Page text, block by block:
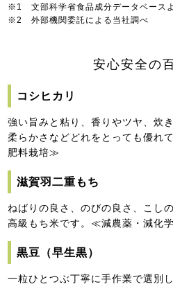
※1 文部科学省食品成分データベース
※2 外部機関委託による当社調べ
安心安全の
コシヒカリ
強い旨みと粘り、香りやツヤ、炊
柔らかさなどどれをとっても優れ
肥料栽培≫
滋賀羽二重もち
ねばりの良さ、のびの良さ、こし
高級もち米です。≪減農薬・減化
黒豆（早生黒）
一粒ひとつぶ丁寧に手作業で選